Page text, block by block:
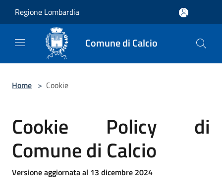
Regione Lombardia
Comune di Calcio
Home > Cookie
Cookie Policy di
Comune di Calcio
Versione aggiornata al 13 dicembre 2024